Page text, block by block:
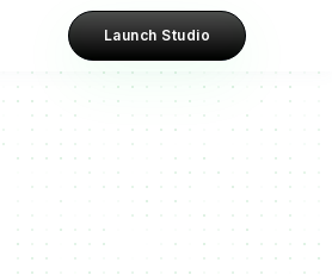
Launch Studio